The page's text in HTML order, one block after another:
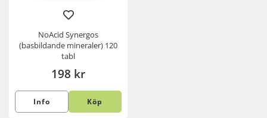
NoAcid Synergos
(basbildande mineraler) 120
tabl
198 kr
Info Köp